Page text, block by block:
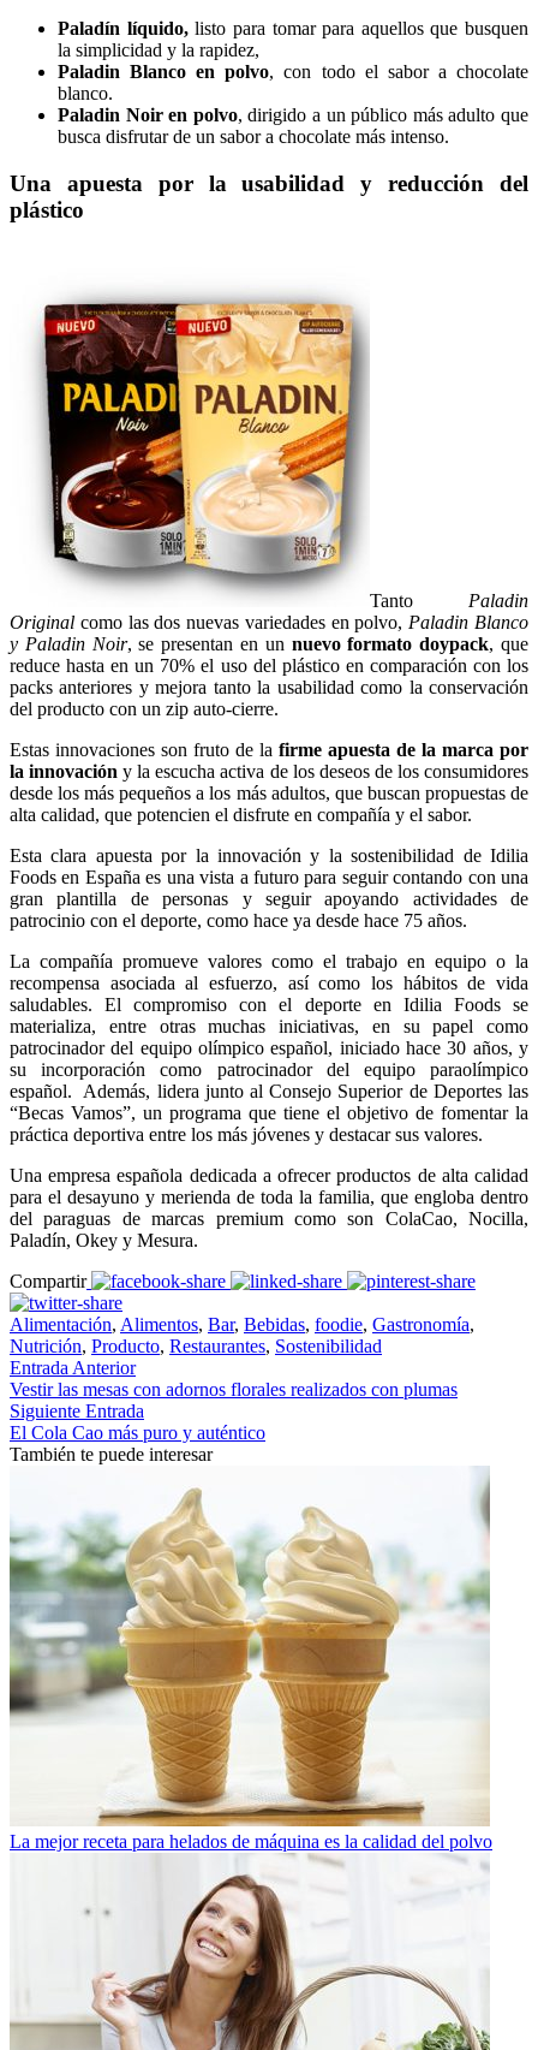
Paladín líquido,listo para tomar para aquellos que busquen
la simplicidad y la rapidez,
Paladin Blanco en polvo, con todo el sabor a chocolate
blanco.
Paladin Noir en polvo, dirigido a un público más adulto que
busca disfrutar de un sabor a chocolate más intenso.
Una apuesta por la usabilidad y reducción del
plástico
Tanto Paladin
Original como las dos nuevas variedades en polvo, Paladin Blanco
y Paladin Noir, se presentan en un nuevo formato doypack, que
reduce hasta en un 70% el uso del plástico en comparación con los
packs anteriores y mejora tanto la usabilidad como la conservación
del producto con un zip auto-cierre.
Estas innovaciones son fruto de la firme apuesta de la marca por
la innovación y la escucha activa de los deseos de los consumidores
desde los más pequeños a los más adultos, que buscan propuestas de
alta calidad, que potencien el disfrute en compañía y el sabor.
Esta clara apuesta por la innovación y la sostenibilidad de Idilia
Foods en España es una vista a futuro para seguir contando con una
gran plantilla de personas y seguir apoyando actividades de
patrocinio con el deporte, como hace ya desde hace 75 años.
La compañía promueve valores como el trabajo en equipo o la
recompensa asociada al esfuerzo, así como los hábitos de vida
saludables. El compromiso con el deporte en Idilia Foods se
materializa, entre otras muchas iniciativas, en su papel como
patrocinador del equipo olímpico español, iniciado hace 30 años, y
su incorporación como patrocinador del equipo paraolímpico
español. Además, lidera junto al Consejo Superior de Deportes las
“Becas Vamos”, un programa que tiene el objetivo de fomentar la
práctica deportiva entre los más jóvenes y destacar sus valores.
Una empresa española dedicada a ofrecer productos de alta calidad
para el desayuno y merienda de toda la familia, que engloba dentro
del paraguas de marcas premium como son ColaCao, Nocilla,
Paladín, Okey y Mesura.
Compartir
Alimentación, Alimentos, Bar, Bebidas, foodie, Gastronomía,
Nutrición, Producto, Restaurantes, Sostenibilidad
Entrada Anterior
Vestir las mesas con adornos florales realizados con plumas
Siguiente Entrada
El Cola Cao más puro y auténtico
También te puede interesar
La mejor receta para helados de máquina es la calidad del polvo